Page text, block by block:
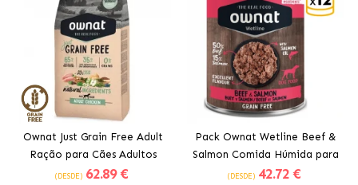
Ownat Just Grain Free Adult
Ração para Cães Adultos
com Frango
(DESDE) 62.89 €
Pack Ownat Wetline Beef &
Salmon Comida Húmida para
Cães com Bovino e Salmão
(DESDE) 42.72 €